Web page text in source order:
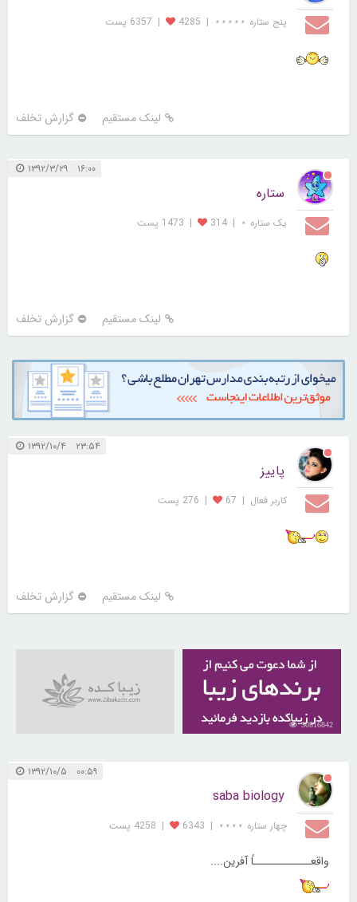
پنج ستاره ⋆⋆⋆⋆⋆ |
4285
| 6357 پست
لینک مستقیم گزارش تخلف
۱۶:۰۰ ۱۳۹۲/۳/۲۹
ستاره
یک ستاره ⋆ |
314
| 1473 پست
لینک مستقیم گزارش تخلف
۲۳:۵۴ ۱۳۹۲/۱۰/۴
پاییز
کاربر فعال |
67
| 276 پست
لینک مستقیم گزارش تخلف
30816842
۰۰:۵۹ ۱۳۹۲/۱۰/۵
saba biology
چهار ستاره ⋆⋆⋆⋆ |
6343
| 4258 پست
واقعــــــــــــاً آفرین....